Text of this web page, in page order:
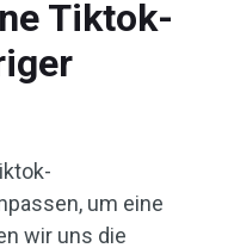
Tiktok-
um eine
wir uns die